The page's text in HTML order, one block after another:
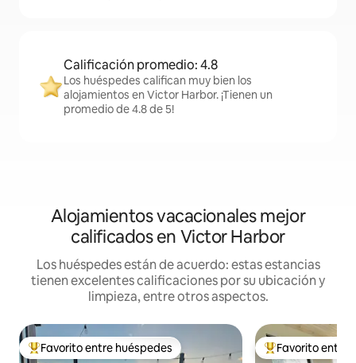
Calificación promedio: 4.8
Los huéspedes califican muy bien los
alojamientos en Victor Harbor. ¡Tienen un
promedio de 4.8 de 5!
Alojamientos vacacionales mejor
calificados en Victor Harbor
Los huéspedes están de acuerdo: estas estancias
tienen excelentes calificaciones por su ubicación y
limpieza, entre otros aspectos.
De los mejores en Favorito entre huéspedes
Favorito entre huéspedes De los mejores
Favorito entre